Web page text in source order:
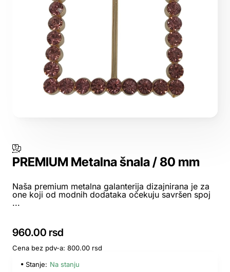
PREMIUM Metalna šnala / 80 mm
Naša premium metalna galanterija dizajnirana je za
one koji od modnih dodataka očekuju savršen spoj
...
960.00 rsd
Cena bez pdv-a: 800.00 rsd
Stanje: Na stanju